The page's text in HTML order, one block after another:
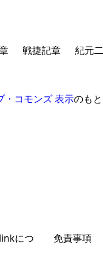
戦捷記章
紀元
・コモンズ 表示のも
につ
免責事項